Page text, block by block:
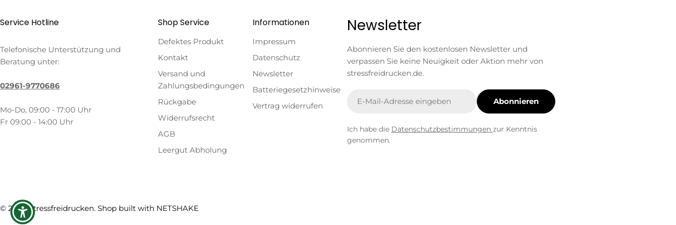
Service Hotline
Telefonische Unterstützung und
Beratung unter:
02961-9770686
Mo-Do, 09:00 - 17:00 Uhr
Fr 09:00 - 14:00 Uhr
Shop Service
Defektes Produkt
Kontakt
Versand und
Zahlungsbedingungen
Rückgabe
Widerrufsrecht
AGB
Leergut Abholung
Informationen
Impressum
Datenschutz
Newsletter
Batteriegesetzhinweise
Vertrag widerrufen
Newsletter
Abonnieren Sie den kostenlosen Newsletter und
verpassen Sie keine Neuigkeit oder Aktion mehr von
stressfreidrucken.de.
Mail
Abonnieren
Ich habe die Datenschutzbestimmungen zur Kenntnis
genommen.
© 2026Stressfreidrucken. Shop built with NETSHAKE